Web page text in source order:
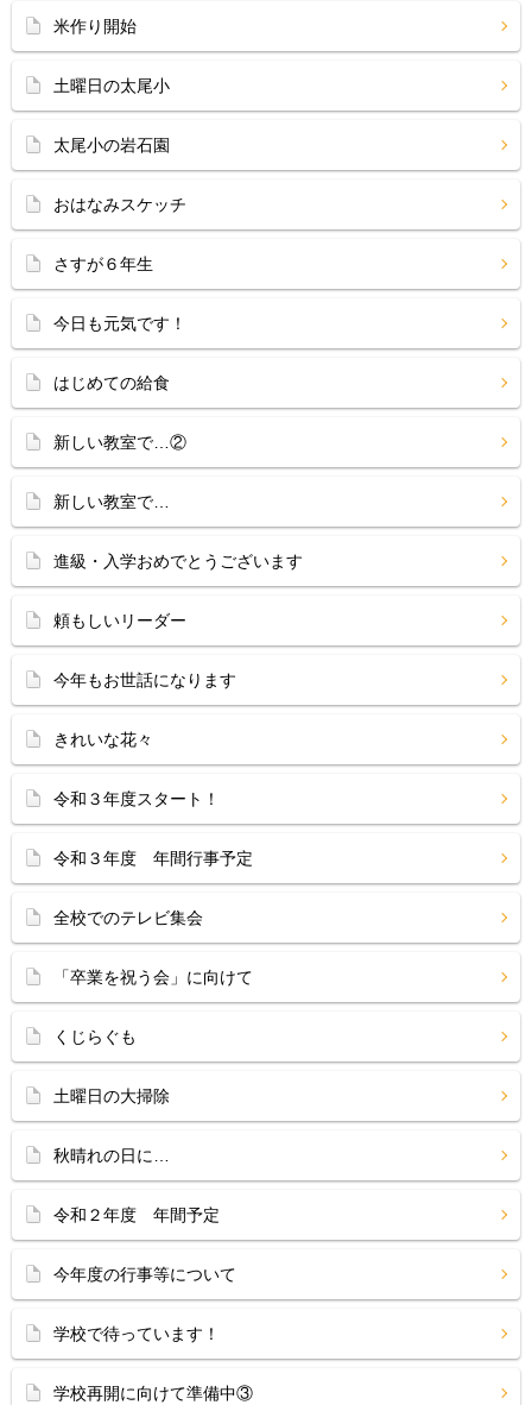
米作り開始
土曜日の太尾小
太尾小の岩石園
おはなみスケッチ
さすが６年生
今日も元気です！
はじめての給食
新しい教室で…②
新しい教室で…
進級・入学おめでとうございます
頼もしいリーダー
今年もお世話になります
きれいな花々
令和３年度スタート！
令和３年度 年間行事予定
全校でのテレビ集会
「卒業を祝う会」に向けて
くじらぐも
土曜日の大掃除
秋晴れの日に…
令和２年度 年間予定
今年度の行事等について
学校で待っています！
学校再開に向けて準備中③